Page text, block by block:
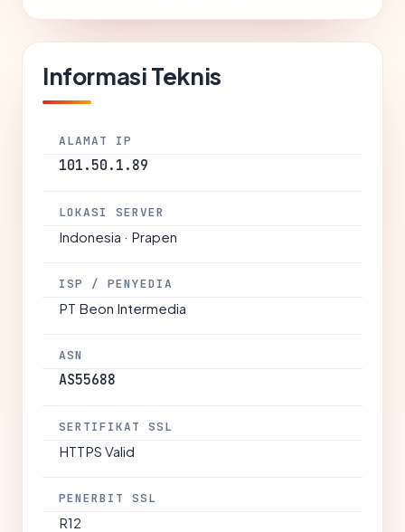
Informasi Teknis
ALAMAT IP
101.50.1.89
LOKASI SERVER
Indonesia · Prapen
ISP / PENYEDIA
PT Beon Intermedia
ASN
AS55688
SERTIFIKAT SSL
HTTPS Valid
PENERBIT SSL
R12